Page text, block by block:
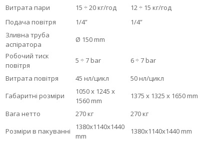
Витрата пари
15 ÷ 20 кг/год
12 ÷ 15 кг/год
Подача повітря
1/4”
1/4”
Зливна труба
аспіратора
Ø 150 mm
Робочий тиск
повітря
5 ÷ 7 bar
6 ÷ 7 bar
Витрата повітря
45 нл/цикл
50 нл/цикл
Габаритні розміри
1050 x 1245 x
1560 mm
1375 x 1325 x 1650 mm
Вага нетто
270 кг
270 кг
Розміри в пакуванні
1380х1140х1440
mm
1380х1140х1440 mm